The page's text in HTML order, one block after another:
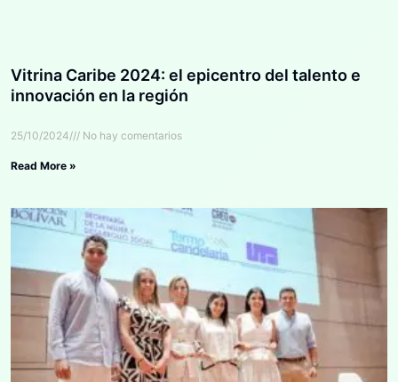
Vitrina Caribe 2024: el epicentro del talento e
innovación en la región
25/10/2024 No hay comentarios
Read More »